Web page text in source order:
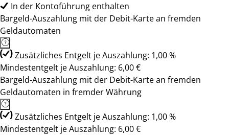
In der Kontoführung enthalten
Bargeld-Auszahlung mit der Debit-Karte an fremden
Geldautomaten
Zusätzliches Entgelt je Auszahlung: 1,00 %
Mindestentgelt je Auszahlung: 6,00 €
Bargeld-Auszahlung mit der Debit-Karte an fremden
Geldautomaten in fremder Währung
Zusätzliches Entgelt je Auszahlung: 1,00 %
Mindestentgelt je Auszahlung: 6,00 €